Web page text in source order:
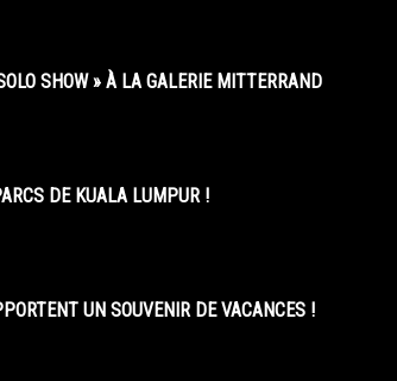
SHOW » À LA GALERIE MITTERRAND
DE KUALA LUMPUR !
UN SOUVENIR DE VACANCES !